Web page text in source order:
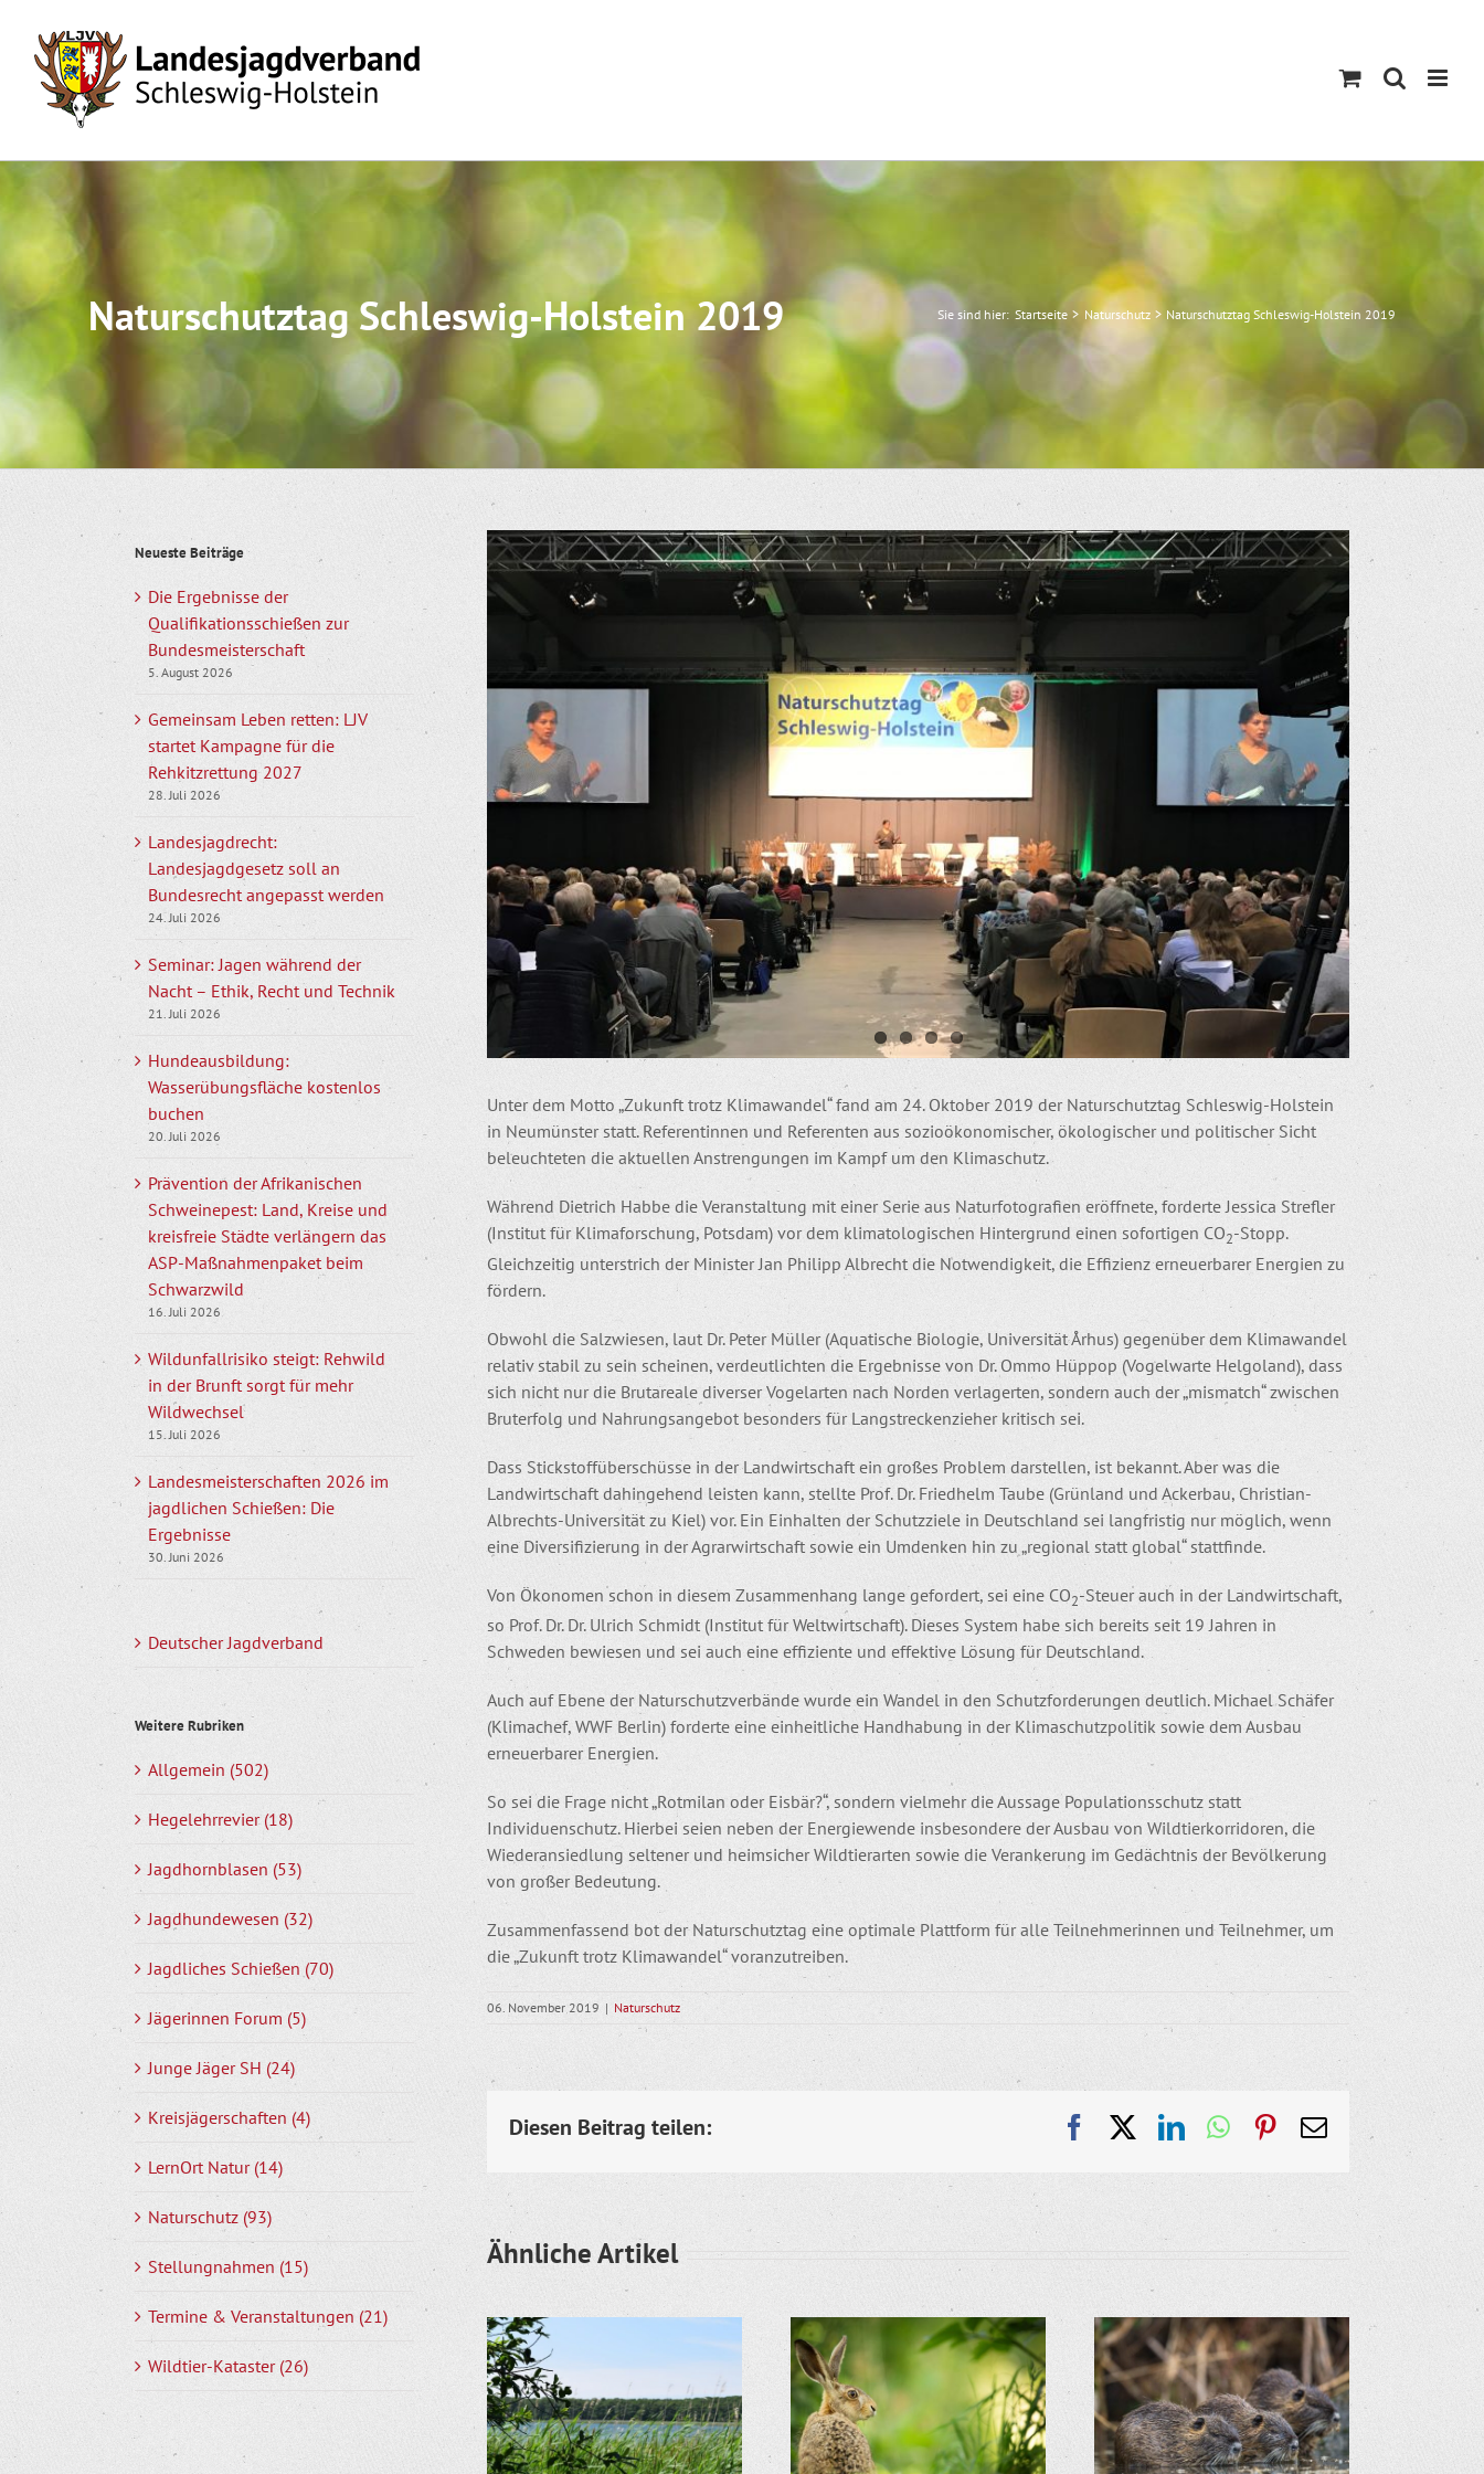
content
Naturschutztag Schleswig-Holstein 2019 Sie sind hier: Startseite Naturschutz Naturschutztag Schleswig-Holstein 2019
Zeige
grösseres
Bild
Unter dem Motto „Zukunft trotz Klimawandel“ fand am 24. Oktober 2019 der Naturschutztag Schleswig-Holstein
in Neumünster statt. Referentinnen und Referenten aus sozioökonomischer, ökologischer und politischer Sicht
beleuchteten die aktuellen Anstrengungen im Kampf um den Klimaschutz.
Während Dietrich Habbe die Veranstaltung mit einer Serie aus Naturfotografien eröffnete, forderte Jessica Strefler
(Institut für Klimaforschung, Potsdam) vor dem klimatologischen Hintergrund einen sofortigen CO2-Stopp.
Gleichzeitig unterstrich der Minister Jan Philipp Albrecht die Notwendigkeit, die Effizienz erneuerbarer Energien zu
fördern.
Obwohl die Salzwiesen, laut Dr. Peter Müller (Aquatische Biologie, Universität Århus) gegenüber dem Klimawandel
relativ stabil zu sein scheinen, verdeutlichten die Ergebnisse von Dr. Ommo Hüppop (Vogelwarte Helgoland), dass
sich nicht nur die Brutareale diverser Vogelarten nach Norden verlagerten, sondern auch der „mismatch“ zwischen
Bruterfolg und Nahrungsangebot besonders für Langstreckenzieher kritisch sei.
Dass Stickstoffüberschüsse in der Landwirtschaft ein großes Problem darstellen, ist bekannt. Aber was die
Landwirtschaft dahingehend leisten kann, stellte Prof. Dr. Friedhelm Taube (Grünland und Ackerbau, Christian-
Albrechts-Universität zu Kiel) vor. Ein Einhalten der Schutzziele in Deutschland sei langfristig nur möglich, wenn
eine Diversifizierung in der Agrarwirtschaft sowie ein Umdenken hin zu „regional statt global“ stattfinde.
Von Ökonomen schon in diesem Zusammenhang lange gefordert, sei eine CO2-Steuer auch in der Landwirtschaft,
so Prof. Dr. Dr. Ulrich Schmidt (Institut für Weltwirtschaft). Dieses System habe sich bereits seit 19 Jahren in
Schweden bewiesen und sei auch eine effiziente und effektive Lösung für Deutschland.
Auch auf Ebene der Naturschutzverbände wurde ein Wandel in den Schutzforderungen deutlich. Michael Schäfer
(Klimachef, WWF Berlin) forderte eine einheitliche Handhabung in der Klimaschutzpolitik sowie dem Ausbau
erneuerbarer Energien.
So sei die Frage nicht „Rotmilan oder Eisbär?“, sondern vielmehr die Aussage Populationsschutz statt
Individuenschutz. Hierbei seien neben der Energiewende insbesondere der Ausbau von Wildtierkorridoren, die
Wiederansiedlung seltener und heimsicher Wildtierarten sowie die Verankerung im Gedächtnis der Bevölkerung
von großer Bedeutung.
Zusammenfassend bot der Naturschutztag eine optimale Plattform für alle Teilnehmerinnen und Teilnehmer, um
die „Zukunft trotz Klimawandel“ voranzutreiben.
06. November 2019 | Naturschutz
Diesen Beitrag teilen: FacebookLinkedInWhatsApp
Pinterest
E-
Ähnliche Artikel
Neueste Beiträge
Die Ergebnisse der
Qualifikationsschießen zur
Bundesmeisterschaft
5. August 2026
Gemeinsam Leben retten: LJV
startet Kampagne für die
Rehkitzrettung 2027
28. Juli 2026
Landesjagdrecht:
Landesjagdgesetz soll an
Bundesrecht angepasst werden
24. Juli 2026
Seminar: Jagen während der
Nacht – Ethik, Recht und Technik
21. Juli 2026
Hundeausbildung:
Wasserübungsfläche kostenlos
buchen
20. Juli 2026
Prävention der Afrikanischen
Schweinepest: Land, Kreise und
kreisfreie Städte verlängern das
ASP-Maßnahmenpaket beim
Schwarzwild
16. Juli 2026
Wildunfallrisiko steigt: Rehwild
in der Brunft sorgt für mehr
Wildwechsel
15. Juli 2026
Landesmeisterschaften 2026 im
jagdlichen Schießen: Die
Ergebnisse
30. Juni 2026
Deutscher Jagdverband
Weitere Rubriken
Allgemein (502)
Hegelehrrevier (18)
Jagdhornblasen (53)
Jagdhundewesen (32)
Jagdliches Schießen (70)
Jägerinnen Forum (5)
Junge Jäger SH (24)
Kreisjägerschaften (4)
LernOrt Natur (14)
Naturschutz (93)
Stellungnahmen (15)
Termine & Veranstaltungen (21)
Wildtier-Kataster (26)